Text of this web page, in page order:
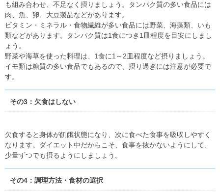
も組み合わせ、不足なく摂りましょう。タンパク質の多い食品には
肉、魚、卵、大豆製品などがあります。
ビタミン・ミネラル・食物繊維が多い食品には野菜、海藻類、いも
類などがあります。タンパク質は1食につき1皿程度を目安にしまし
ょう。
野菜や海草を使った料理は、1食に1～2皿程度など摂りましょう。
イモ類は糖質の多い食品でもあるので、摂り過ぎには注意が必要で
す。
その3：欠食はしない
欠食すると身体が飢餓状態になり、次に食べた食事を吸収しやすく
なります。ダイエット中だからこそ、食事を抜かないようにして、
少量ずつでも摂るようにしましょう。
その4：調理方法・食材の選択